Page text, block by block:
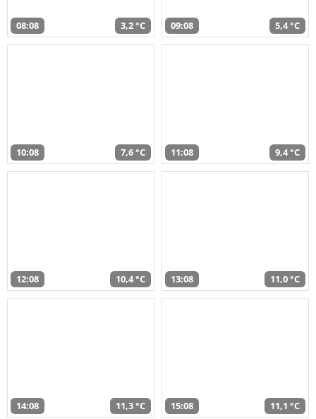
08:08 3,2 °C 09:08 5,4 °C
10:08 7,6 °C 11:08 9,4 °C
12:08 10,4 °C 13:08 11,0 °C
14:08 11,3 °C 15:08 11,1 °C